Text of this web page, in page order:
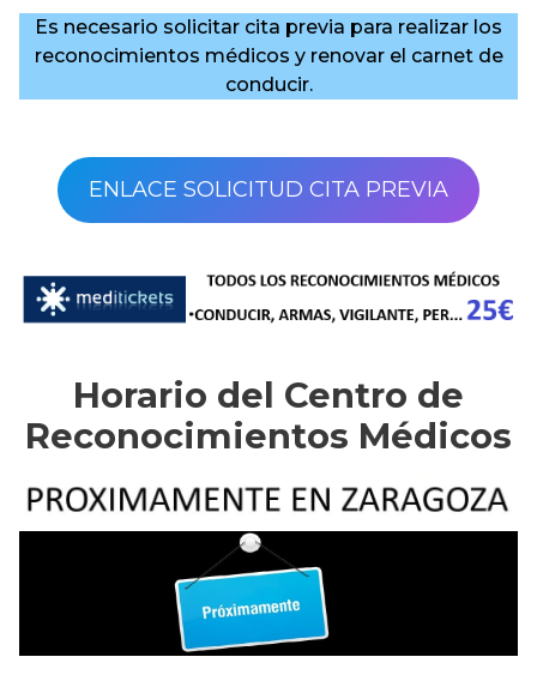
Es necesario solicitar cita previa para realizar los
reconocimientos médicos y renovar el carnet de
conducir.
ENLACE SOLICITUD CITA PREVIA
Horario del Centro de
Reconocimientos Médicos